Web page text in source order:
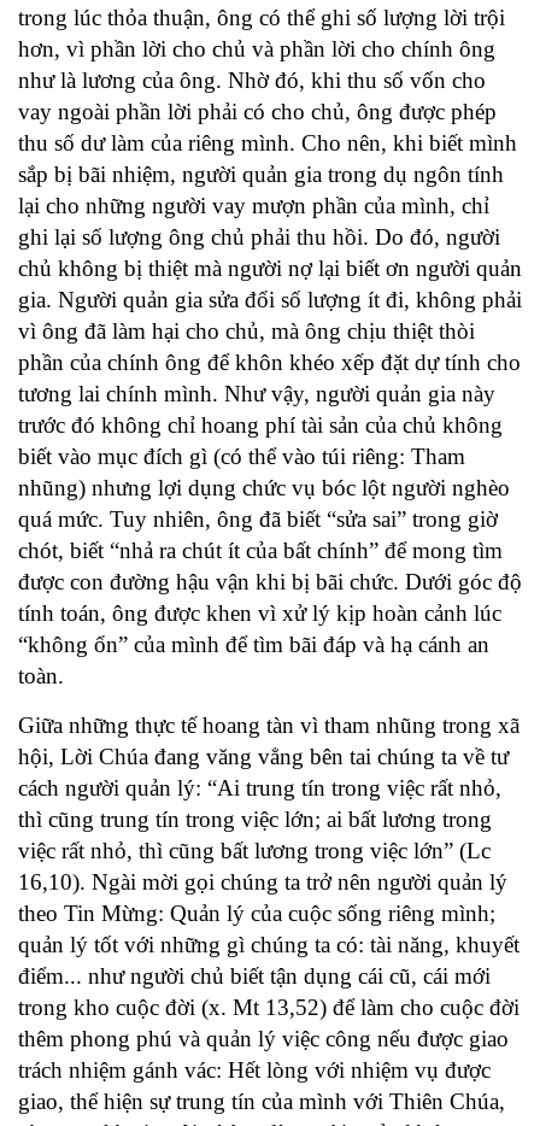
trong lúc thỏa thuận, ông có thể ghi số lượng lời trội
hơn, vì phần lời cho chủ và phần lời cho chính ông
như là lương của ông. Nhờ đó, khi thu số vốn cho
vay ngoài phần lời phải có cho chủ, ông được phép
thu số dư làm của riêng mình. Cho nên, khi biết mình
sắp bị bãi nhiệm, người quản gia trong dụ ngôn tính
lại cho những người vay mượn phần của mình, chỉ
ghi lại số lượng ông chủ phải thu hồi. Do đó, người
chủ không bị thiệt mà người nợ lại biết ơn người quản
gia. Người quản gia sửa đổi số lượng ít đi, không phải
vì ông đã làm hại cho chủ, mà ông chịu thiệt thòi
phần của chính ông để khôn khéo xếp đặt dự tính cho
tương lai chính mình. Như vậy, người quản gia này
trước đó không chỉ hoang phí tài sản của chủ không
biết vào mục đích gì (có thể vào túi riêng: Tham
nhũng) nhưng lợi dụng chức vụ bóc lột người nghèo
quá mức. Tuy nhiên, ông đã biết “sửa sai” trong giờ
chót, biết “nhả ra chút ít của bất chính” để mong tìm
được con đường hậu vận khi bị bãi chức. Dưới góc độ
tính toán, ông được khen vì xử lý kịp hoàn cảnh lúc
“không ổn” của mình để tìm bãi đáp và hạ cánh an
toàn.
Giữa những thực tế hoang tàn vì tham nhũng trong xã
hội, Lời Chúa đang văng vẳng bên tai chúng ta về tư
cách người quản lý: “Ai trung tín trong việc rất nhỏ,
thì cũng trung tín trong việc lớn; ai bất lương trong
việc rất nhỏ, thì cũng bất lương trong việc lớn” (Lc
16,10). Ngài mời gọi chúng ta trở nên người quản lý
theo Tin Mừng: Quản lý của cuộc sống riêng mình;
quản lý tốt với những gì chúng ta có: tài năng, khuyết
điểm... như người chủ biết tận dụng cái cũ, cái mới
trong kho cuộc đời (x. Mt 13,52) để làm cho cuộc đời
thêm phong phú và quản lý việc công nếu được giao
trách nhiệm gánh vác: Hết lòng với nhiệm vụ được
giao, thể hiện sự trung tín của mình với Thiên Chúa,